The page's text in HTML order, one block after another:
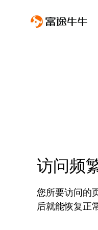
访问频
您所要访问的
后就能恢复正